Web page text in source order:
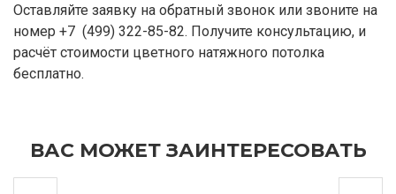
Оставляйте заявку на обратный звонок или звоните на
номер +7 (499) 322-85-82. Получите консультацию, и
расчёт стоимости цветного натяжного потолка
бесплатно.
ВАС МОЖЕТ ЗАИНТЕРЕСОВАТЬ